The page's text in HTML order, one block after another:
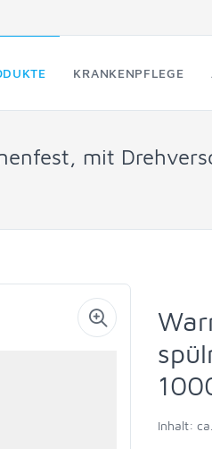
KRANKENPFLEGE
mit
Inhalt: